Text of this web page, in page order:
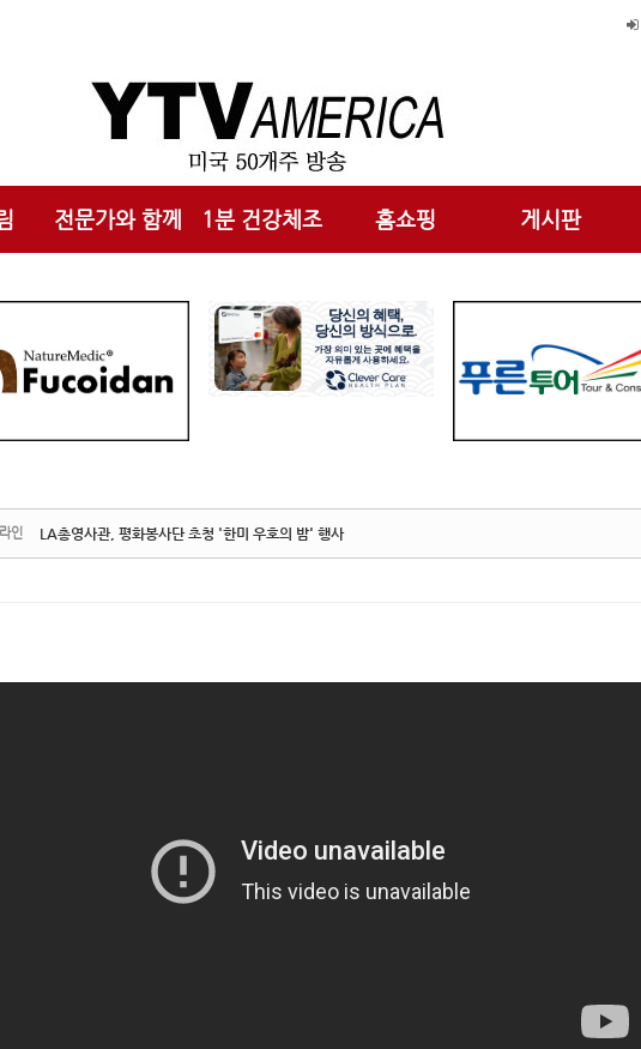
전문가와 함께 1분 건강체조 홈쇼핑 게시판
인 LA총영사관, 평화봉사단 초청 '한미 우호의 밤' 행사